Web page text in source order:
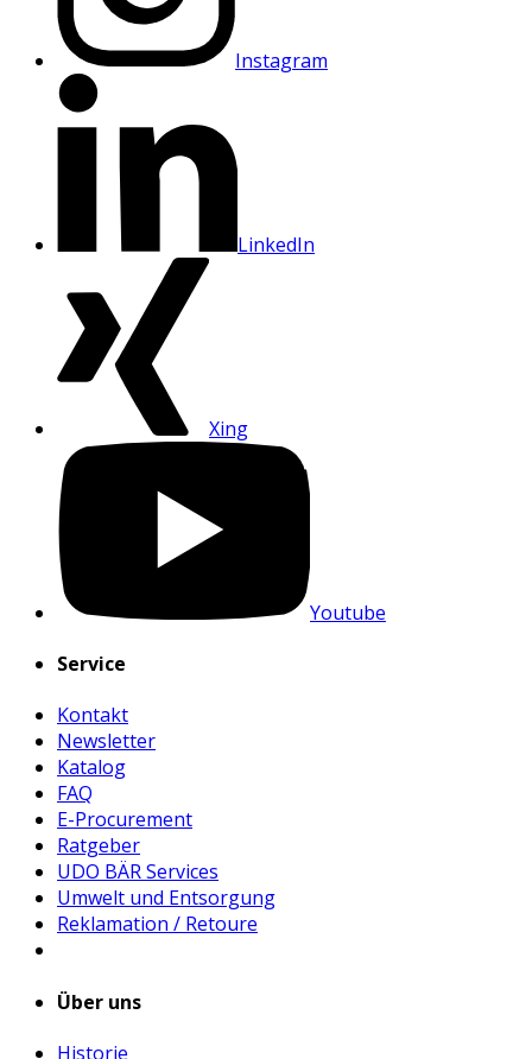
Instagram
LinkedIn
Xing
Youtube
Service
Kontakt
Newsletter
Katalog
FAQ
E-Procurement
Ratgeber
UDO BÄR Services
Umwelt und Entsorgung
Reklamation / Retoure
Über uns
Historie